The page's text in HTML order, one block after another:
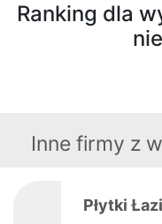
Ranking dla
Inne firmy z
Płytki